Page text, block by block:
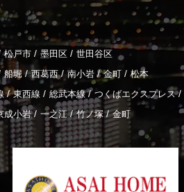
松戸市 / 墨田区 / 世田谷区
船堀 / 西葛西 / 南小岩 / 金町 / 松本
/ 東西線 / 総武本線 / つくばエクスプレス /
成小岩 / 一之江 / 竹ノ塚 / 金町